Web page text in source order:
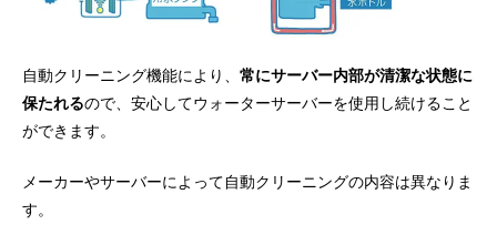
自動クリーニング機能により、 常にサーバー内部が清潔な状態に
保たれるので、安心してウォーターサーバーを使用し続けること
ができます。
メーカーやサーバーによって自動クリーニングの内容は異なりま
す。